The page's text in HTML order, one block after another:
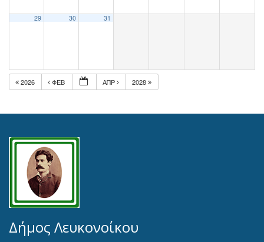
29 30 31
2026 ΦΕΒ ΑΠΡ 2028
Δήμος Λευκονοίκου